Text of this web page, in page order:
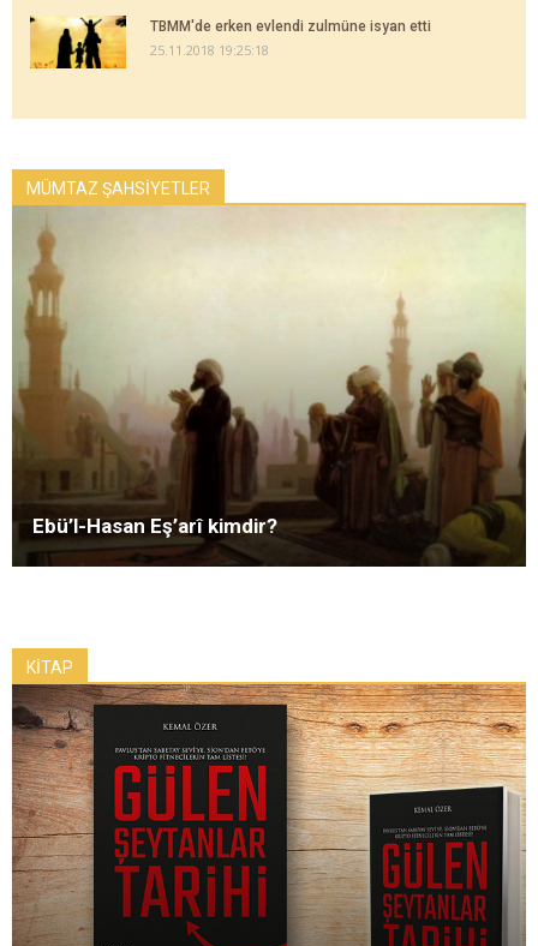
TBMM'de erken evlendi zulmüne isyan etti
25.11.2018 19:25:18
MÜMTAZ ŞAHSİYETLER
Ebü’l-Hasan Eş’arî kimdir?
KİTAP